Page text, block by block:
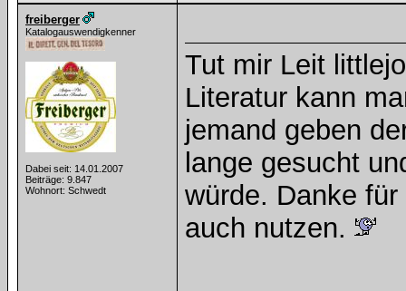
freiberger
Katalogauswendigkenner
Dabei seit: 14.01.2007
Beiträge: 9.847
Wohnort: Schwedt
Tut mir Leit
Literatur kann
jemand geben
lange gesucht
würde. Danke
auch nutzen.